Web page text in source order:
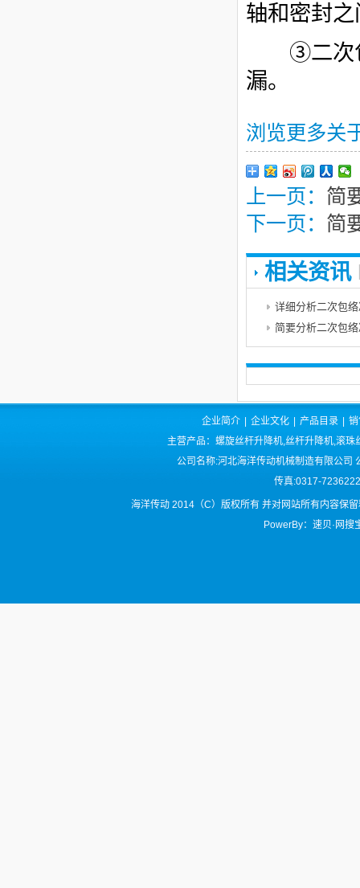
轴和密封
③二
漏。
浏览更多关
上一页： 简
下一页： 简
相关资讯
详细分析二次包
简要分析二次包
企业简介 企业文化 产品目录
主营产品：螺旋丝杆升降机,丝杆升降机,滚
公司名称:河北海洋传动机械制造有限公
传真:0317-
海洋传动 2014（C）版权所有 并对网站所有内容保
PowerBy：速贝·网搜